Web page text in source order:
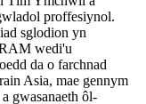
proffesiynol.
sglodion yn
wedi'u
da o farchnad
Asia, mae gennym
gwasanaeth ôl-